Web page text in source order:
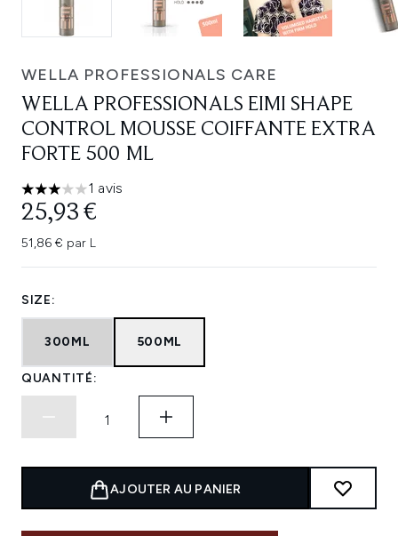
WELLA PROFESSIONALS CARE
WELLA PROFESSIONALS EIMI SHAPE
CONTROL MOUSSE COIFFANTE EXTRA
FORTE 500 ML
3 étoiles sur un maximum de 5
1 avis
25,93 €
51,86 € par L
SIZE:
300ML 500ML
QUANTITÉ:
AJOUTER AU PANIER